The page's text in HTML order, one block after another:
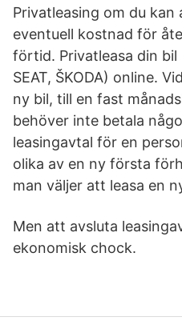
Privatleasing om du
eventuell kostnad för
förtid. Privatleasa din bil
SEAT, ŠKODA) online.
ny bil, till en fast
behöver inte betala
leasingavtal för en
olika av en ny första
man väljer att leasa en
Men att avsluta
ekonomisk chock.